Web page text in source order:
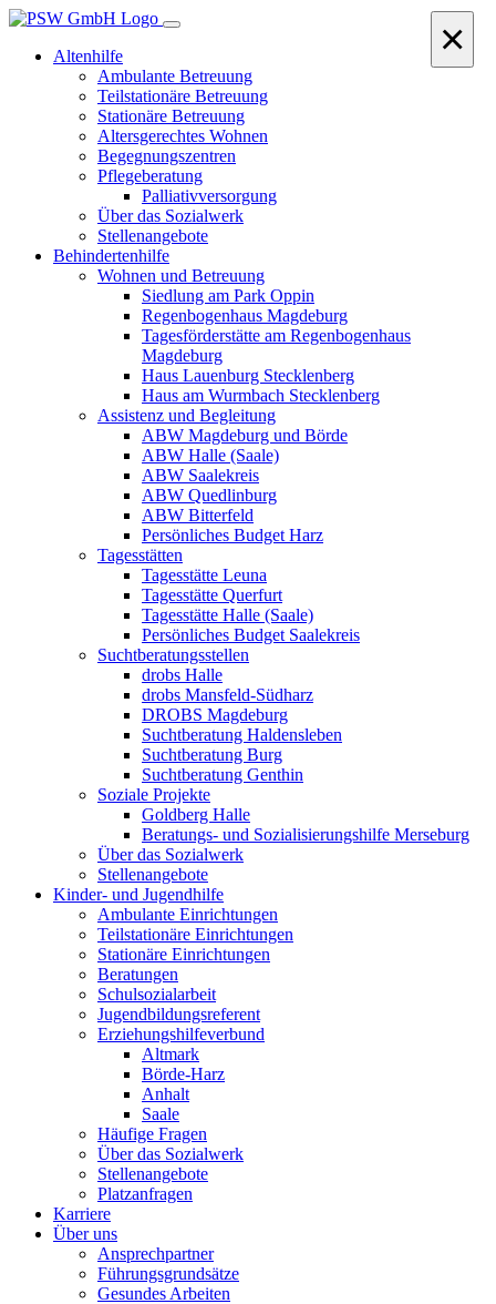
Altenhilfe
Ambulante Betreuung
Teilstationäre Betreuung
Stationäre Betreuung
Altersgerechtes Wohnen
Begegnungszentren
Pflegeberatung
Palliativversorgung
Über das Sozialwerk
Stellenangebote
Behindertenhilfe
Wohnen und Betreuung
Siedlung am Park Oppin
Regenbogenhaus Magdeburg
Tagesförderstätte am Regenbogenhaus
Magdeburg
Haus Lauenburg Stecklenberg
Haus am Wurmbach Stecklenberg
Assistenz und Begleitung
ABW Magdeburg und Börde
ABW Halle (Saale)
ABW Saalekreis
ABW Quedlinburg
ABW Bitterfeld
Persönliches Budget Harz
Tagesstätten
Tagesstätte Leuna
Tagesstätte Querfurt
Tagesstätte Halle (Saale)
Persönliches Budget Saalekreis
Suchtberatungsstellen
drobs Halle
drobs Mansfeld-Südharz
DROBS Magdeburg
Suchtberatung Haldensleben
Suchtberatung Burg
Suchtberatung Genthin
Soziale Projekte
Goldberg Halle
Beratungs- und Sozialisierungshilfe Merseburg
Über das Sozialwerk
Stellenangebote
Kinder- und Jugendhilfe
Ambulante Einrichtungen
Teilstationäre Einrichtungen
Stationäre Einrichtungen
Beratungen
Schulsozialarbeit
Jugendbildungsreferent
Erziehungshilfeverbund
Altmark
Börde-Harz
Anhalt
Saale
Häufige Fragen
Über das Sozialwerk
Stellenangebote
Platzanfragen
Karriere
Über uns
Ansprechpartner
Führungsgrundsätze
Gesundes Arbeiten
×